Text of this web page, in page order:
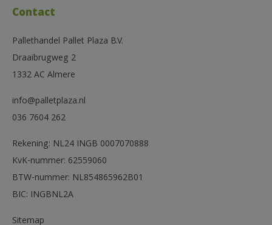
Contact
Pallethandel Pallet Plaza B.V.
Draaibrugweg 2
1332 AC Almere
info@palletplaza.nl
036 7604 262
Rekening: NL24 INGB 0007070888
KvK-nummer: 62559060
BTW-nummer: NL854865962B01
BIC: INGBNL2A
Sitemap